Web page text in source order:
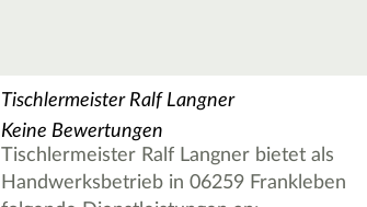
Tischlermeister Ralf Langner
Keine Bewertungen
Tischlermeister Ralf Langner bietet als
Handwerksbetrieb in 06259 Frankleben